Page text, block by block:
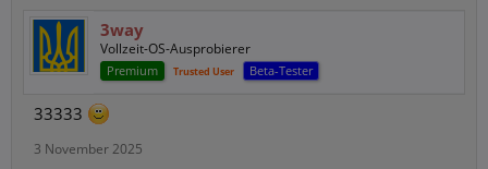
3way
Vollzeit-OS-Ausprobierer
Premium Trusted User Beta-Tester
33333
3 November 2025